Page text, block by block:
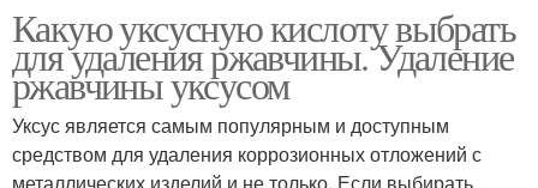
Какую уксусную кислоту выбрать
для удаления ржавчины. Удаление
ржавчины уксусом
Уксус является самым популярным и доступным
средством для удаления коррозионных отложений с